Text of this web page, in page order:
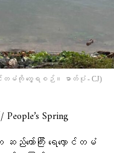
င်တမံကို တွေ့ရစဉ်။ ဓာတ်ပုံ - CJ)
Spring
တော်ကြီး ရေလှောင်တမံ